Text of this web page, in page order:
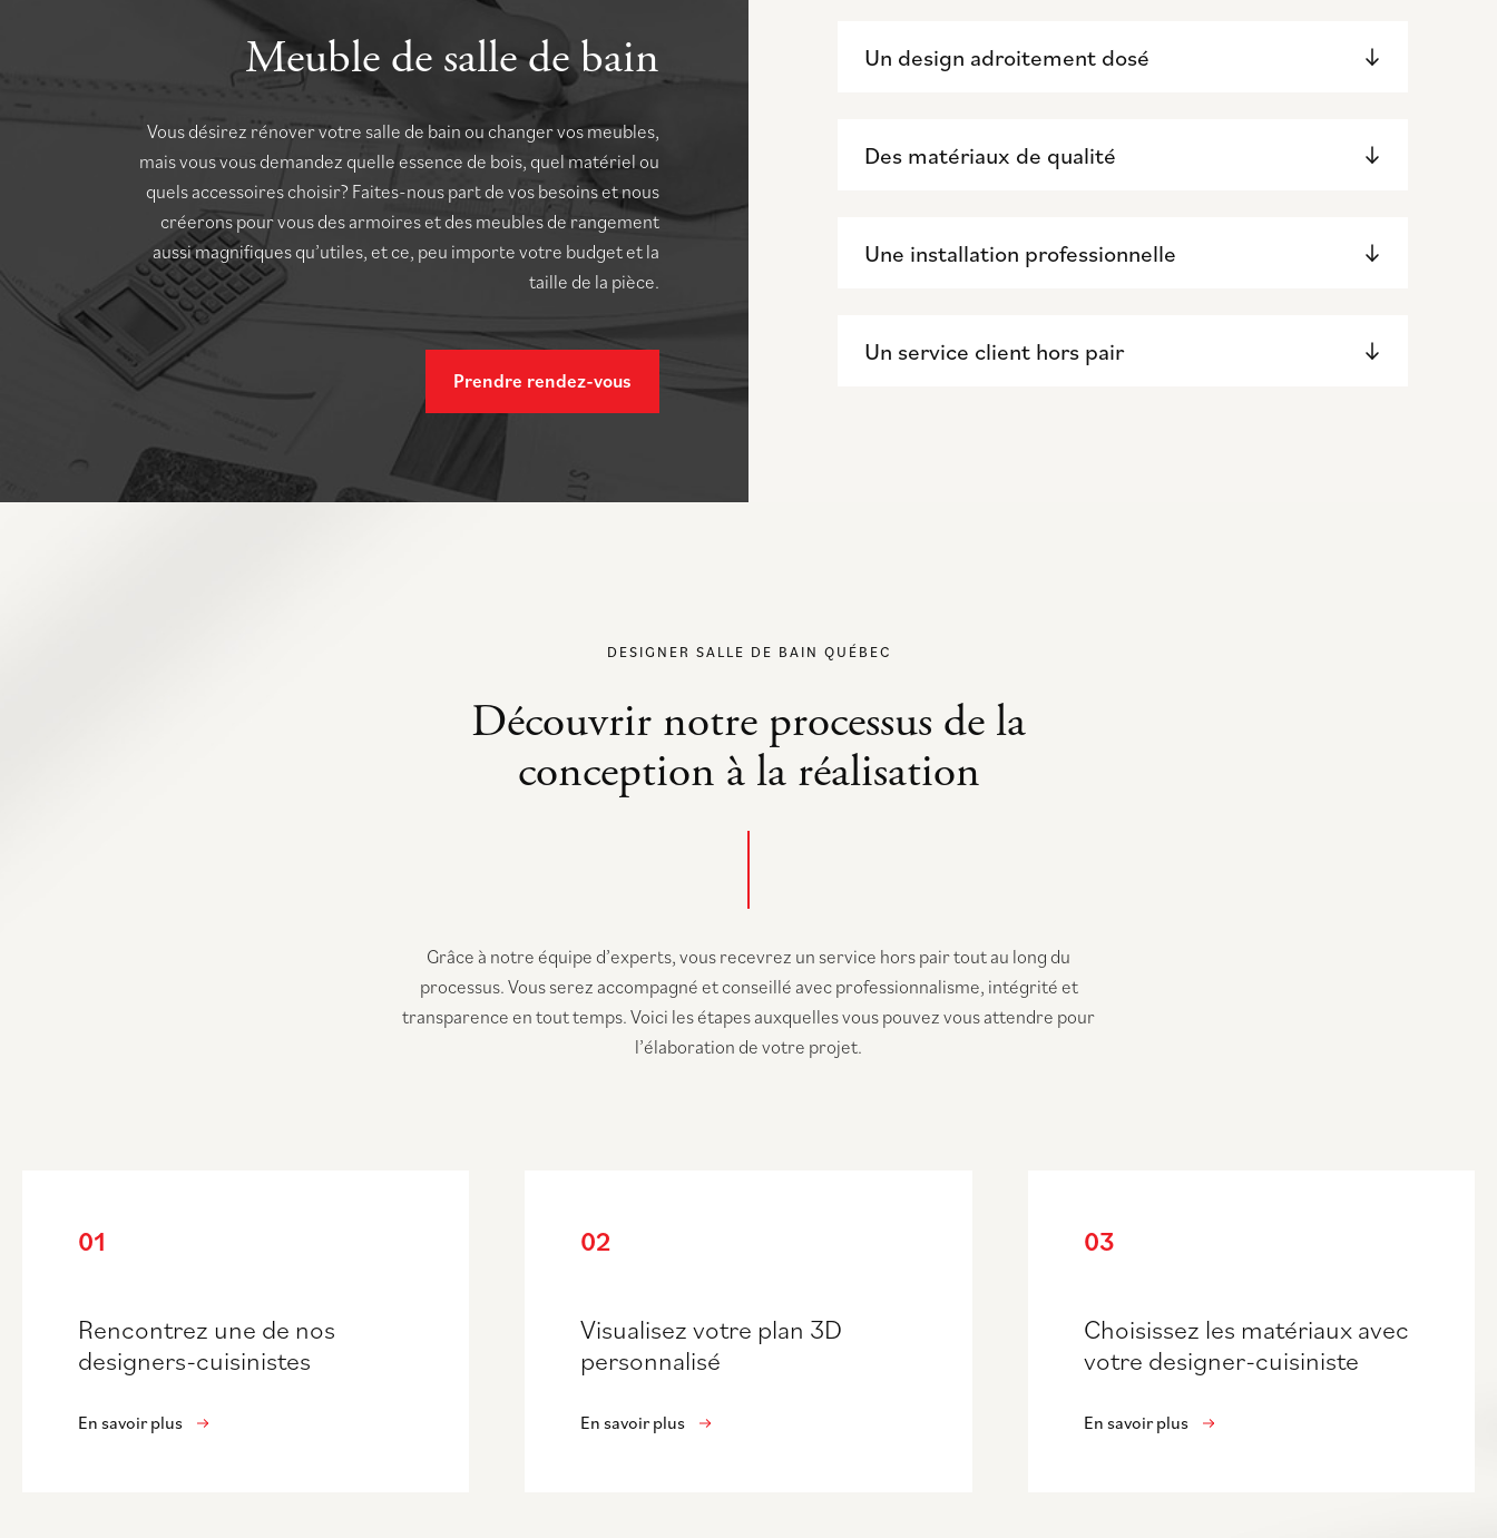
Meuble de salle de bain
Vous désirez rénover votre salle de bain ou changer vos meubles,
mais vous vous demandez quelle essence de bois, quel matériel ou
quels accessoires choisir? Faites-nous part de vos besoins et nous
créerons pour vous des armoires et des meubles de rangement
aussi magnifiques qu’utiles, et ce, peu importe votre budget et la
taille de la pièce.
Prendre rendez-vous
Un design adroitement dosé
Des matériaux de qualité
Une installation professionnelle
Un service client hors pair
DESIGNER SALLE DE BAIN QUÉBEC
Découvrir notre processus de la
conception à la réalisation
Grâce à notre équipe d’experts, vous recevrez un service hors pair tout au long du
processus. Vous serez accompagné et conseillé avec professionnalisme, intégrité et
transparence en tout temps. Voici les étapes auxquelles vous pouvez vous attendre pour
l’élaboration de votre projet.
01
Rencontrez une de nos
designers-cuisinistes
En savoir plus
02
Visualisez votre plan 3D
personnalisé
En savoir plus
03
Choisissez les matériaux avec
votre designer-cuisiniste
En savoir plus